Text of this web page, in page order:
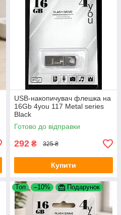
USB-накопичувач флешка на
16Gb 4you 117 Metal series
Black
Готово до відправки
292 ₴ 325 ₴
Купити
Топ –10% Подарунок